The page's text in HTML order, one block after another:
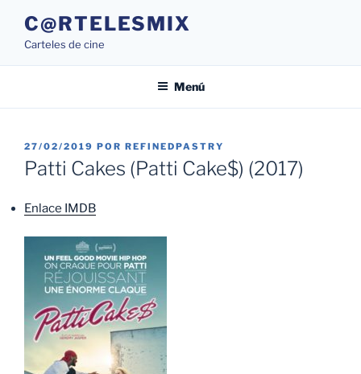
contenido
C@RTELESMIX
Carteles de cine
Menú
PUBLICADO
EL
27/02/2019 POR REFINEDPASTRY
Patti Cakes (Patti Cake$) (2017)
Enlace IMDB